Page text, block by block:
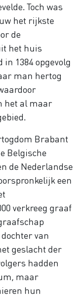
Toch was
het rijkste
de
het huis
1384 opgevolg
man hertog
het al maar
Brabant
Belgische
de Nederlandse
een
verkreeg graaf
van
geslacht der
hadden
maar
hun